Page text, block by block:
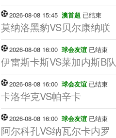
2026-08-08 15:45 澳首超 已结束
莫纳洛黑豹VS贝尔康纳联
2026-08-08 16:00 球会友谊 已结束
伊雷斯卡斯VS莱加内斯B队
2026-08-08 16:00 球会友谊 已结束
卡洛华克VS帕辛卡
2026-08-08 16:00 球会友谊 已结束
阿尔科孔VS纳瓦尔卡内罗